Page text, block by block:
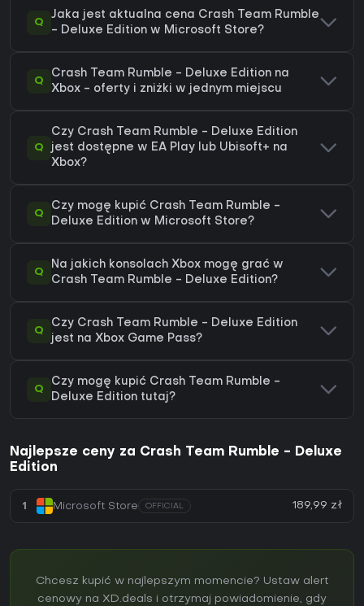
Q
Jaka jest aktualna cena Crash Team Rumble
- Deluxe Edition w Microsoft Store?
Q
Crash Team Rumble - Deluxe Edition na
Xbox - oferty i zniżki w jednym miejscu
Q
Czy Crash Team Rumble - Deluxe Edition
jest dostępne w EA Play lub Ubisoft+ na
Xbox?
Q
Czy mogę kupić Crash Team Rumble -
Deluxe Edition w Microsoft Store?
Q
Na jakich konsolach Xbox mogę grać w
Crash Team Rumble - Deluxe Edition?
Q
Czy Crash Team Rumble - Deluxe Edition
jest na Xbox Game Pass?
Q
Czy mogę kupić Crash Team Rumble -
Deluxe Edition tutaj?
Najlepsze ceny za Crash Team Rumble - Deluxe
Edition
1 Microsoft Store OFFICIAL 189,99 zł
Chcesz kupić w najlepszym momencie? Ustaw alert
cenowy na XD.deals i otrzymaj powiadomienie, gdy